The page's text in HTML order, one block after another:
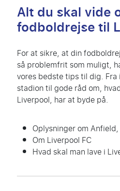
Alt du skal vide
fodboldrejse til
For at sikre, at din
så problemfrit som muligt,
vores bedste tips til dig.
stadion til gode råd om,
Liverpool, har at byde på.
Oplysninger om
Om Liverpool FC
Hvad skal man lave i